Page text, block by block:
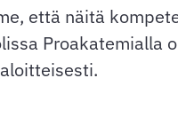
että näitä
Proakatemialla